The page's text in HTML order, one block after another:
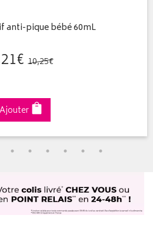
anti-pique bébé 60mL
21€ 10,25€
Ajouter